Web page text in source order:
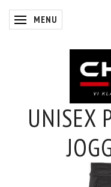
SKIFTE NAVIGATION
MENU
UNISEX